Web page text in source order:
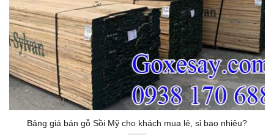
Bảng giá bán gỗ Sồi Mỹ cho khách mua lẻ, sỉ bao nhiêu?